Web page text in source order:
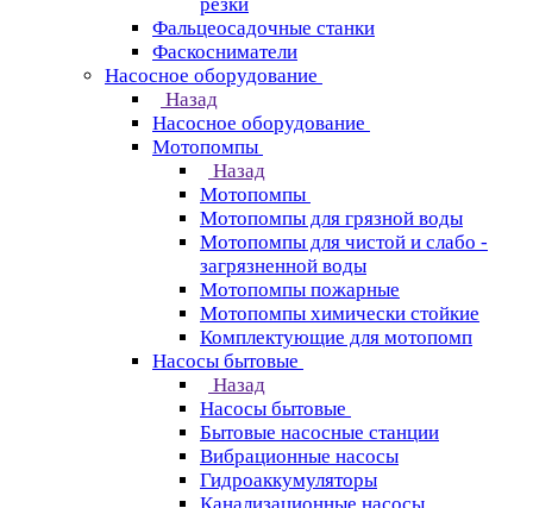
Фальцеосадочные станки
Фаскосниматели
Насосное оборудование
Назад
Насосное оборудование
Мотопомпы
Назад
Мотопомпы
Мотопомпы для грязной воды
Мотопомпы для чистой и слабо -
загрязненной воды
Мотопомпы пожарные
Мотопомпы химически стойкие
Комплектующие для мотопомп
Насосы бытовые
Назад
Насосы бытовые
Бытовые насосные станции
Вибрационные насосы
Гидроаккумуляторы